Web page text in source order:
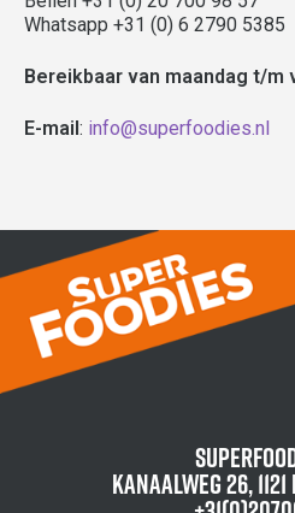
Whatsapp +31 (0) 6 2790 5385
Bereikbaar van maandag t/m
E-mail: info@superfoodies.nl
Kanaalweg 26,